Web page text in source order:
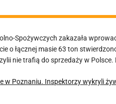
Spożywczych zakazała
o łącznej masie 63 ton
nie trafią do sprzedaży w
w Poznaniu. Inspektorzy wykryli